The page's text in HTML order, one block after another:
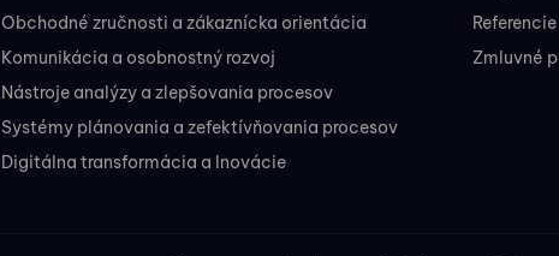
Obchodné zručnosti a zákaznícka orientácia
Komunikácia a osobnostný rozvoj
Nástroje analýzy a zlepšovania procesov
Systémy plánovania a zefektívňovania procesov
Digitálna transformácia a Inovácie
Referencie
Zmluvné